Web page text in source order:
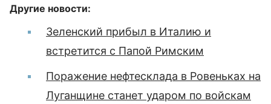
Другие новости:
Зеленский прибыл в Италию и
встретится с Папой Римским
Поражение нефтесклада в Ровеньках на
Луганщине станет ударом по войскам